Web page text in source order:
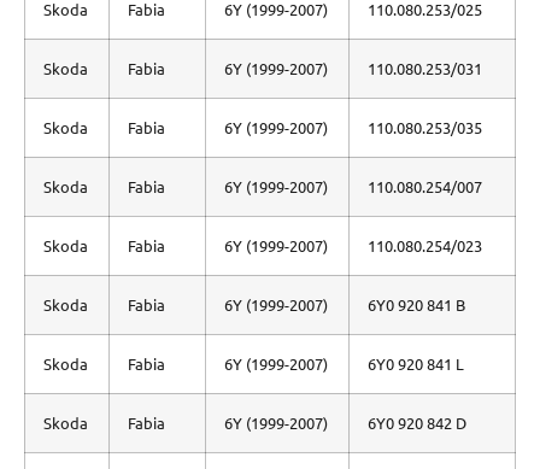
Skoda Fabia 6Y (1999-2007) 110.080.253/025
Skoda Fabia 6Y (1999-2007) 110.080.253/031
Skoda Fabia 6Y (1999-2007) 110.080.253/035
Skoda Fabia 6Y (1999-2007) 110.080.254/007
Skoda Fabia 6Y (1999-2007) 110.080.254/023
Skoda Fabia 6Y (1999-2007) 6Y0 920 841 B
Skoda Fabia 6Y (1999-2007) 6Y0 920 841 L
Skoda Fabia 6Y (1999-2007) 6Y0 920 842 D